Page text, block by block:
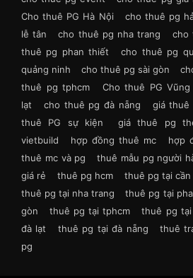
Cho thuê PG Hà Nội
cho thuê pg
lễ tân
cho thuê pg nha trang cho
thuê pg phan thiết
cho thuê pg
quảng ninh
cho thuê pg sài gòn
thuê pg tphcm
Cho thuê PG Vũng
lạt
cho thuê pg đà nẵng giá thuê
thuê PG sự kiện
giá thuê pg
vietbuild
hợp đồng thuê mc
hợp
thuê mc và pg
thuê mẫu pg người
giá rẻ
thuê pg hcm thuê pg tại
thuê pg tại nha trang
thuê pg tại
gòn
thuê pg tại tphcm thuê pg
đà lạt
thuê pg tại đà nẵng thuê
pg